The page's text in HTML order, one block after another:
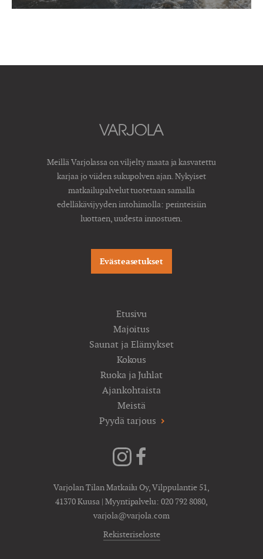
Meillä Varjolassa on viljelty maata ja kasvatettu
karjaa jo viiden sukupolven ajan. Nykyiset
matkailupalvelut tuotetaan samalla
edelläkävijyyden intohimolla: perinteisiin
luottaen, uudesta innostuen.
Evästeasetukset
Etusivu
Majoitus
Saunat ja Elämykset
Kokous
Ruoka ja Juhlat
Ajankohtaista
Meistä
Pyydä tarjous
Varjolan Tilan Matkailu Oy, Vilppulantie 51,
41370 Kuusa | Myyntipalvelu:020 792 8080,
varjola@varjola.com
Rekisteriseloste